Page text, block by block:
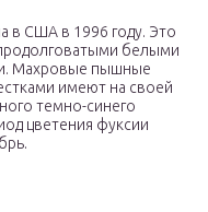
в США в 1996 году. Это
белыми
Махровые пышные
имеют на своей
темно-синего
цветения фуксии